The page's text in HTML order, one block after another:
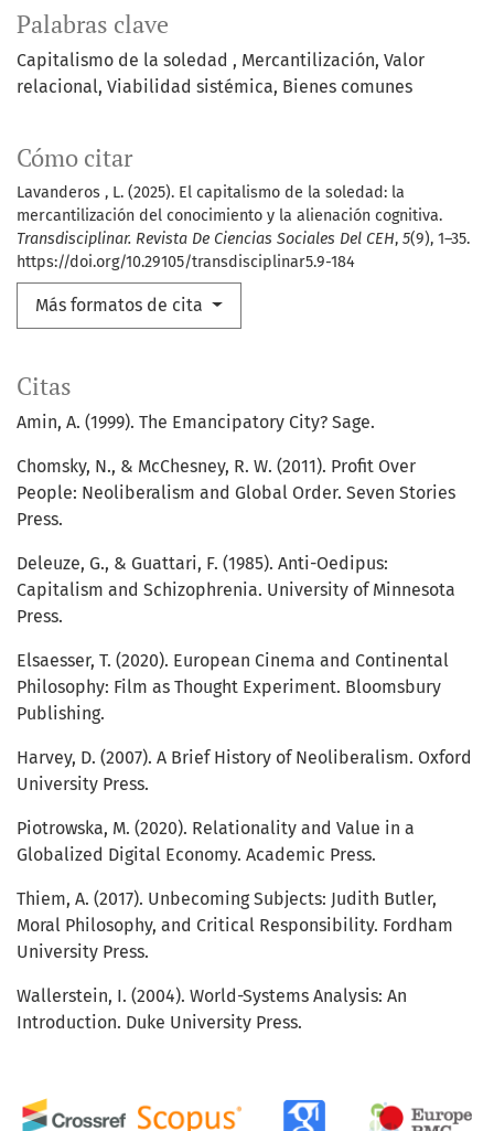
Palabras clave
Capitalismo de la soledad Mercantilización Valor
relacional Viabilidad sistémica Bienes comunes
Cómo citar
Lavanderos , L. (2025). El capitalismo de la soledad: la
mercantilización del conocimiento y la alienación cognitiva.
Transdisciplinar. Revista De Ciencias Sociales Del CEH, 5(9), 1–35.
https://doi.org/10.29105/transdisciplinar5.9-184
Más formatos de cita
Citas
Amin, A. (1999). The Emancipatory City? Sage.
Chomsky, N., & McChesney, R. W. (2011). Profit Over
People: Neoliberalism and Global Order. Seven Stories
Press.
Deleuze, G., & Guattari, F. (1985). Anti-Oedipus:
Capitalism and Schizophrenia. University of Minnesota
Press.
Elsaesser, T. (2020). European Cinema and Continental
Philosophy: Film as Thought Experiment. Bloomsbury
Publishing.
Harvey, D. (2007). A Brief History of Neoliberalism. Oxford
University Press.
Piotrowska, M. (2020). Relationality and Value in a
Globalized Digital Economy. Academic Press.
Thiem, A. (2017). Unbecoming Subjects: Judith Butler,
Moral Philosophy, and Critical Responsibility. Fordham
University Press.
Wallerstein, I. (2004). World-Systems Analysis: An
Introduction. Duke University Press.